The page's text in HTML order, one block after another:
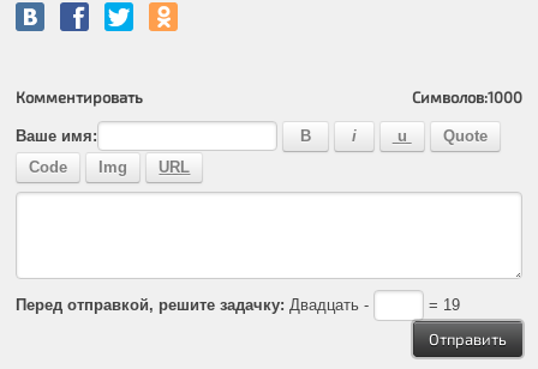
Комментировать Символов:1000
Ваше имя:
Перед отправкой, решите задачку: Двадцать - = 19